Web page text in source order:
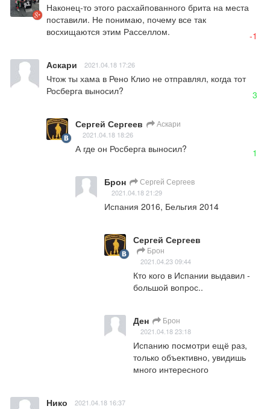
Наконец-то этого расхайпованного брита на места
поставили. Не понимаю, почему все так
восхищаются этим Расселлом.
-1
Аскари 2021.04.18 17:26
Чтож ты хама в Рено Клио не отправлял, когда тот
Росберга выносил?
3
Сергей Сергеев Аскари
2021.04.18 18:26
А где он Росберга выносил? 1
Брон Сергей Сергеев
2021.04.18 21:29
Испания 2016, Бельгия 2014
Сергей Сергеев
Брон
2021.04.23 09:44
Кто кого в Испании выдавил -
большой вопрос..
Ден Брон
2021.04.18 23:18
Испанию посмотри ещё раз,
только объективно, увидишь
много интересного
Нико 2021.04.18 16:37